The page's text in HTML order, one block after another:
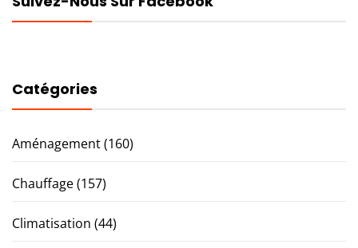
Catégories
Aménagement(160)
Chauffage(157)
Climatisation (44)